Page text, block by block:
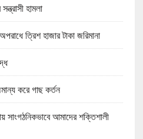
হামলা
ত্রিশ হাজার টাকা জরিমানা
করে গাছ কর্তন
আমাদের শক্তিশালী